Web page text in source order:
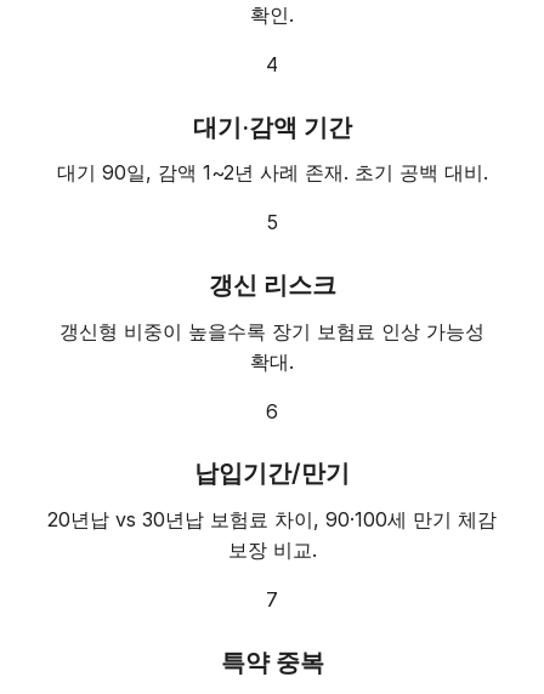
확인.
4
대기·감액 기간
대기 90일, 감액 1~2년 사례 존재. 초기 공백 대비.
5
갱신 리스크
갱신형 비중이 높을수록 장기 보험료 인상 가능성
확대.
6
납입기간/만기
20년납 vs 30년납 보험료 차이, 90·100세 만기 체감
보장 비교.
7
특약 중복